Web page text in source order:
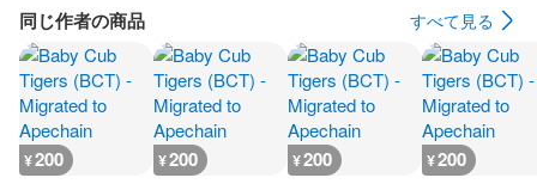
同じ作者の商品 すべて見る
¥200 ¥200 ¥200 ¥200